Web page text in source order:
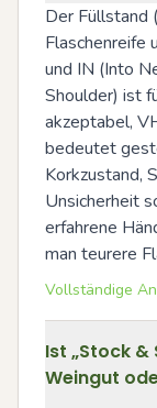
Der Füllstand
Flaschenreife
und IN (Into
Shoulder) ist
akzeptabel,
bedeutet
Korkzustand,
Unsicherheit
erfahrene
man teurere
Vollständige
Ist „Stock &
Weingut